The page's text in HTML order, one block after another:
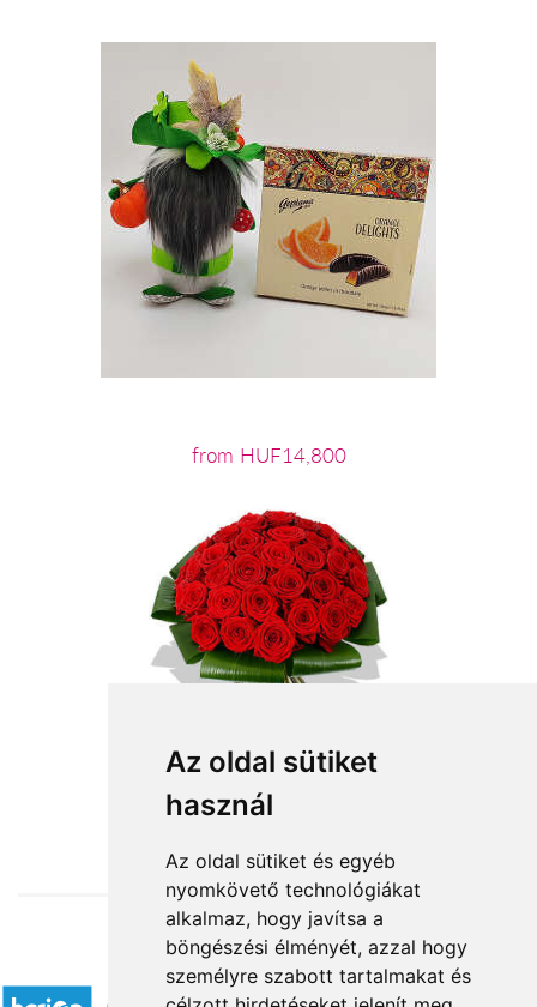
Az oldal sütiket
használ
Az oldal sütiket és egyéb
nyomkövető technológiákat
alkalmaz, hogy javítsa a
böngészési élményét, azzal hogy
személyre szabott tartalmakat és
from HUF14,800
from HUF135,800
Accepted payment methods